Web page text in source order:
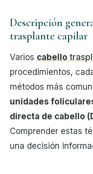
Descripción
trasplante capilar
Varios cabello
procedimientos,
métodos más
unidades
directa de cabello
Comprender estas
una decisión